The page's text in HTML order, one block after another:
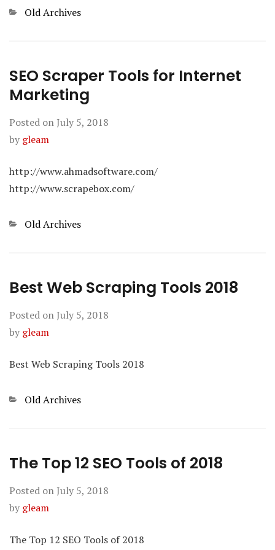
Categories
Old Archives
SEO Scraper Tools for Internet
Marketing
Posted on July 5, 2018
by gleam
http://www.ahmadsoftware.com/
http://www.scrapebox.com/
Categories
Old Archives
Best Web Scraping Tools 2018
Posted on July 5, 2018
by gleam
Best Web Scraping Tools 2018
Categories
Old Archives
The Top 12 SEO Tools of 2018
Posted on July 5, 2018
by gleam
The Top 12 SEO Tools of 2018